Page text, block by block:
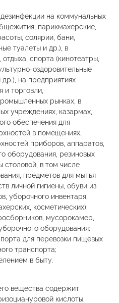
на коммунальных
парикмахерские,
солярии, бани,
туалеты и др.), в
спорта (кинотеатры,
оздоровительные
на предприятиях
и торговли,
рынках, в
учреждениях, казармах,
обеспечения для
в помещениях,
приборов, аппаратов,
оборудования, резиновых
столовой, в том числе
предметов для мытья
личной гигиены, обуви из
уборочного инвентаря,
косметических);
мусорокамер,
оборудования;
для перевозки пищевых
транспорта;
в быту.
вещества содержит
кислоты,